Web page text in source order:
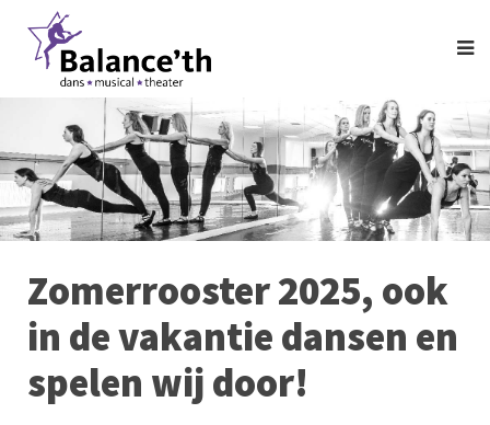
Zomerrooster 2025, ook
in de vakantie dansen en
spelen wij door!